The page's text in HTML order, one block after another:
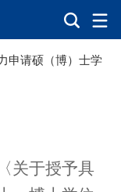
申请硕（博）士学
关于授予具